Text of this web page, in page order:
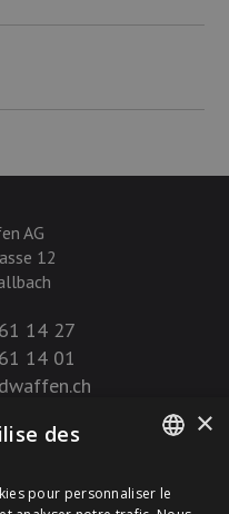
AG
12
14 27
14 01
×
des
pour personnaliser le